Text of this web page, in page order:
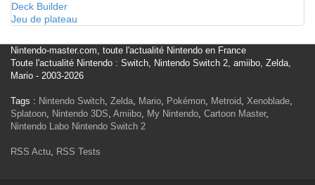
Deck Builder
Jeu de plateau
Nintendo-master.com, toute l'actualité Nintendo en France
Toute l'actualité Nintendo : Switch, Nintendo Switch 2, amiibo, Zelda,
Mario - 2003-2026
Tags : Nintendo Switch, Zelda, Mario, Pokémon, Metroid, Xenoblade,
Splatoon, Nintendo 3DS, Amiibo, My Nintendo, Cartoon Master,
Nintendo Labo Nintendo Switch 2
RSS Actu, RSS Tests